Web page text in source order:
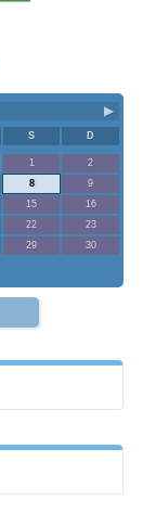
▶
S D
1
2
8
9
15
16
22
23
29
30